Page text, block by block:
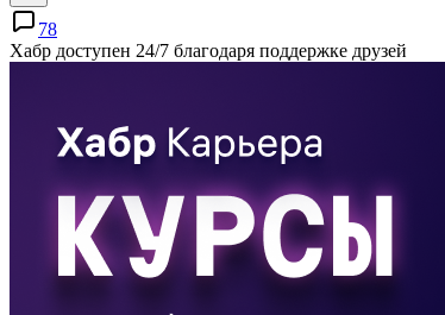
78
Хабр доступен 24/7 благодаря поддержке друзей